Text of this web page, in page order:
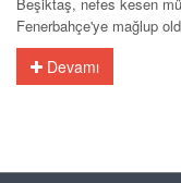
Fenerbahçe'ye mağlup
Devamı